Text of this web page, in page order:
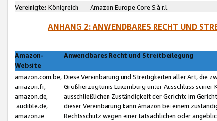
Vereinigtes Königreich
Amazon Europe Core S.à r.l.
ANHANG 2: ANWENDBARES RECHT UND
Amazon-
Website
Anwendbares Recht und Streitbeilegung
amazon.com.be,
amazon.fr,
amazon.de,
audible.de,
amazon.ie
Diese Vereinbarung und Streitigkeiten aller Art, die
Großherzogtums Luxemburg unter Ausschluss
ausschließlichen Zuständigkeit der Gerichte im
dieser Vereinbarung kann Amazon bei einem
Rechtsschutz wegen einer tatsächlichen oder